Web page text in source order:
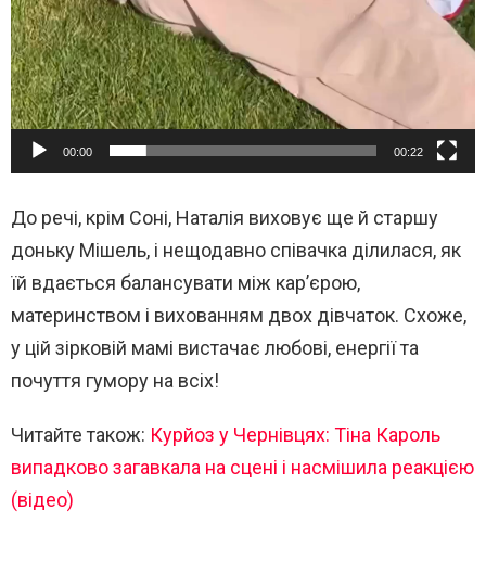
00:00 00:22
До речі, крім Соні, Наталія виховує ще й старшу
доньку Мішель, і нещодавно співачка ділилася, як
їй вдається балансувати між кар’єрою,
материнством і вихованням двох дівчаток. Схоже,
у цій зірковій мамі вистачає любові, енергії та
почуття гумору на всіх!
Читайте також: Курйоз у Чернівцях: Тіна Кароль
випадково загавкала на сцені і насмішила реакцією
(відео)